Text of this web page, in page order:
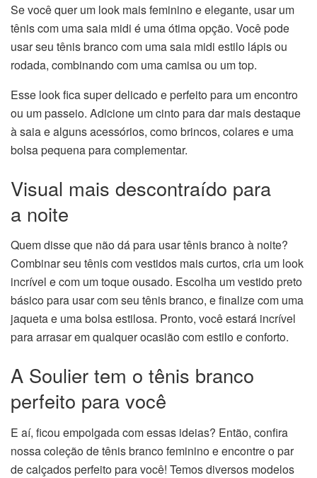
Se você quer um look mais feminino e elegante, usar um
tênis com uma saia midi é uma ótima opção. Você pode
usar seu tênis branco com uma saia midi estilo lápis ou
rodada, combinando com uma camisa ou um top.
Esse look fica super delicado e perfeito para um encontro
ou um passeio. Adicione um cinto para dar mais destaque
à saia e alguns acessórios, como brincos, colares e uma
bolsa pequena para complementar.
Visual mais descontraído para
a noite
Quem disse que não dá para usar tênis branco à noite?
Combinar seu tênis com vestidos mais curtos, cria um look
incrível e com um toque ousado. Escolha um vestido preto
básico para usar com seu tênis branco, e finalize com uma
jaqueta e uma bolsa estilosa. Pronto, você estará incrível
para arrasar em qualquer ocasião com estilo e conforto.
A Soulier tem o tênis branco
perfeito para você
E aí, ficou empolgada com essas ideias? Então, confira
nossa coleção de tênis branco feminino e encontre o par
de calçados perfeito para você! Temos diversos modelos